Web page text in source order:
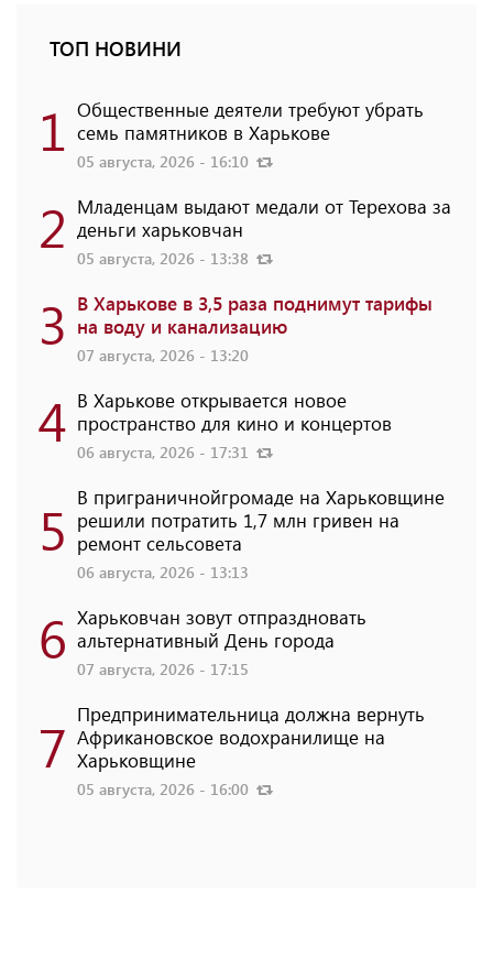
ТОП НОВИНИ
1 Общественные деятели требуют убрать
семь памятников в Харькове
05 августа, 2026 - 16:10
2 Младенцам выдают медали от Терехова за
деньги харьковчан
05 августа, 2026 - 13:38
3 В Харькове в 3,5 раза поднимут тарифы
на воду и канализацию
07 августа, 2026 - 13:20
4 В Харькове открывается новое
пространство для кино и концертов
06 августа, 2026 - 17:31
5 В приграничнойгромаде на Харьковщине
решили потратить 1,7 млн ​​гривен на
ремонт сельсовета
06 августа, 2026 - 13:13
6 Харьковчан зовут отпраздновать
альтернативный День города
07 августа, 2026 - 17:15
7 Предпринимательница должна вернуть
Африкановское водохранилище на
Харьковщине
05 августа, 2026 - 16:00